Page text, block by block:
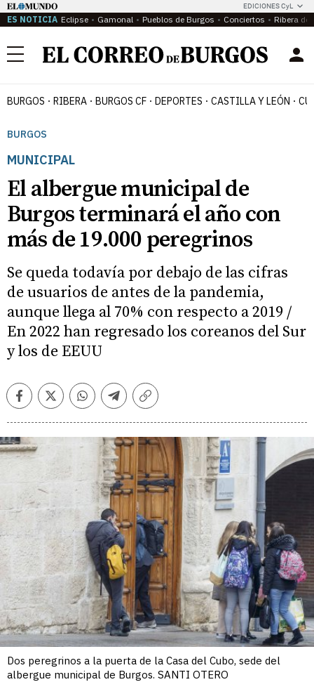
EDICIONES CyL
ES NOTICIA Eclipse Gamonal Pueblos de Burgos Conciertos Ribera del
Menú
BURGOS RIBERA BURGOS CF DEPORTES CASTILLA Y LEÓN
BURGOS
MUNICIPAL
El albergue municipal de
Burgos terminará el año con
más de 19.000 peregrinos
Se queda todavía por debajo de las cifras
de usuarios de antes de la pandemia,
aunque llega al 70% con respecto a 2019 /
En 2022 han regresado los coreanos del Sur
y los de EEUU
FacebookTwitterWhatsappTelegramCopiar
Dos peregrinos a la puerta de la Casa del Cubo, sede del
albergue municipal de Burgos. SANTI OTERO